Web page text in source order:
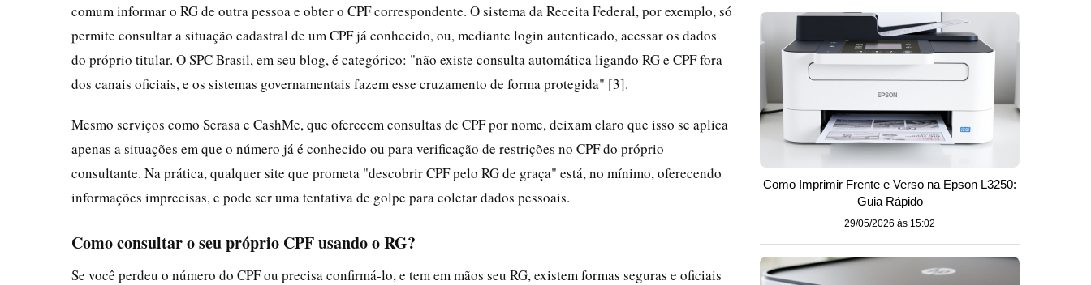
comum informar o RG de outra pessoa e obter o CPF correspondente. O sistema da Receita Federal, por exemplo, só
permite consultar a situação cadastral de um CPF já conhecido, ou, mediante login autenticado, acessar os dados
do próprio titular. O SPC Brasil, em seu blog, é categórico: "não existe consulta automática ligando RG e CPF fora
dos canais oficiais, e os sistemas governamentais fazem esse cruzamento de forma protegida" [3].
Mesmo serviços como Serasa e CashMe, que oferecem consultas de CPF por nome, deixam claro que isso se aplica
apenas a situações em que o número já é conhecido ou para verificação de restrições no CPF do próprio
consultante. Na prática, qualquer site que prometa "descobrir CPF pelo RG de graça" está, no mínimo, oferecendo
informações imprecisas, e pode ser uma tentativa de golpe para coletar dados pessoais.
Como consultar o seu próprio CPF usando o RG?
Se você perdeu o número do CPF ou precisa confirmá-lo, e tem em mãos seu RG, existem formas seguras e oficiais
Como Imprimir Frente e Verso na Epson L3250:
Guia Rápido
29/05/2026 às 15:02